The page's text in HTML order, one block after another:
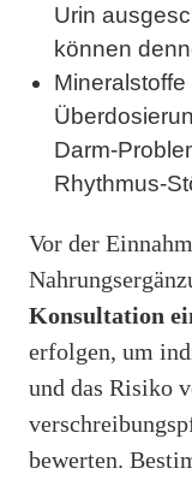
Urin
können
Darm-
Rhythmus-
Vor der
Konsultation
erfolgen, um
und das Risiko
bewerten.